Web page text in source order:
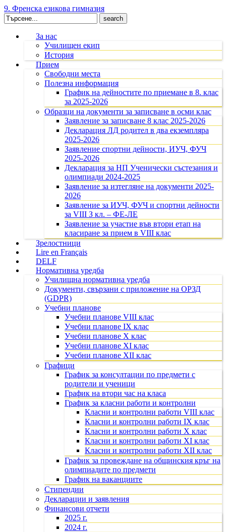
9. Френска езикова гимназия
Search
for:
За нас
Училищен екип
История
Прием
Свободни места
Полезна информация
График на дейностите по приемане в 8. клас
за 2025-2026
Образци на документи за записване в осми клас
Заявление за записване 8 клас 2025-2026
Декларация ЛД родител в два екземпляра
2025-2026
Заявление спортни дейности, ИУЧ, ФУЧ
2025-2026
Декларация за НП Ученически състезания и
олимпиади 2024-2025
Заявление за изтегляне на документи 2025-
2026
Заявление за ИУЧ, ФУЧ и спортни дейности
за VIII З кл. – ФЕ-ЛЕ
Заявление за участие във втори етап на
класиране за прием в VIII клас
Зрелостници
Lire en Français
DELF
Нормативна уредба
Училищна нормативна уредба
Документи, свързани с приложение на ОРЗД
(GDPR)
Учебни планове
Учебни планове VIII клас
Учебни планове IX клас
Учебни планове X клас
Учебни планове XI клас
Учебни планове XII клас
Графици
График за консултации по предмети с
родители и ученици
График на втори час на класа
График за класни работи и контролни
Класни и контролни работи VIII клас
Класни и контролни работи IX клас
Класни и контролни работи X клас
Класни и контролни работи XI клас
Класни и контролни работи XII клас
График за провеждане на общинския кръг на
олимпиадите по предмети
График на ваканциите
Стипендии
Декларации и заявления
Финансови отчети
2025 г.
2024 г.